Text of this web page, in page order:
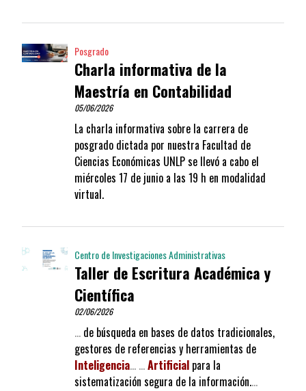
Posgrado
Charla informativa de la
Maestría en Contabilidad
05/06/2026
La charla informativa sobre la carrera de
posgrado dictada por nuestra Facultad de
Ciencias Económicas UNLP se llevó a cabo el
miércoles 17 de junio a las 19 h en modalidad
virtual.
Centro de Investigaciones Administrativas
Taller de Escritura Académica y
Científica
02/06/2026
…de búsqueda en bases de datos tradicionales,
gestores de referencias y herramientas de
Inteligencia… …Artificialpara la
sistematización segura de la información.…